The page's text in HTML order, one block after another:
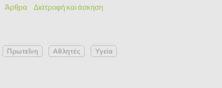
Άρθρα Διατροφή και άσκηση
Πρωτεΐνη Αθλητές Υγεία